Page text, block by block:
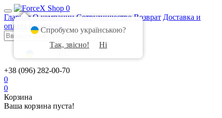
0
Главная О компании Сотрудничество Возврат Доставка и
оплата
Контакты
+38 (096) 282-00-70
0
0
Корзина
Ваша корзина пуста!
Спробуємо українською?
Так, звісно!
Ні